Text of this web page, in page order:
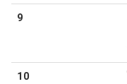
9
10